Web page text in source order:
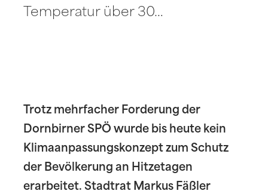
Temperatur über 30…
Trotz mehrfacher Forderung der
Dornbirner SPÖ wurde bis heute kein
Klimaanpassungskonzept zum Schutz
der Bevölkerung an Hitzetagen
erarbeitet. Stadtrat Markus Fäßler